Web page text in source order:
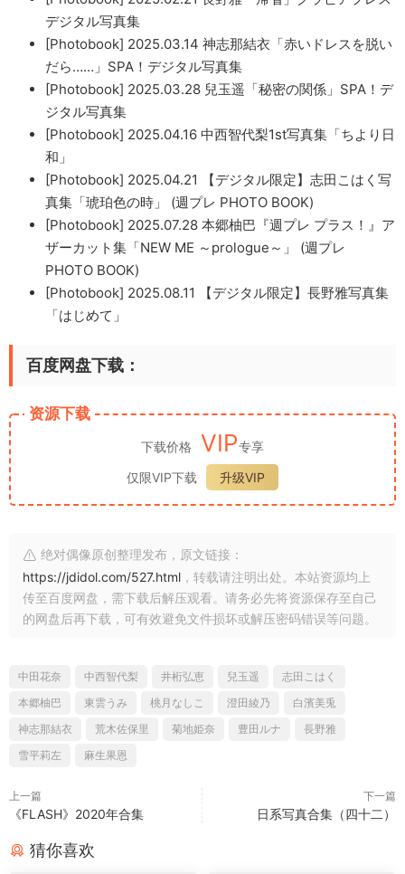
デジタル写真集
[Photobook] 2025.03.14 神志那結衣「赤いドレスを脱い
だら……」SPA！デジタル写真集
[Photobook] 2025.03.28 兒玉遥「秘密の関係」SPA！デ
ジタル写真集
[Photobook] 2025.04.16 中西智代梨1st写真集「ちより日
和」
[Photobook] 2025.04.21 【デジタル限定】志田こはく写
真集「琥珀色の時」 (週プレ PHOTO BOOK)
[Photobook] 2025.07.28 本郷柚巴『週プレ プラス！』ア
ザーカット集「NEW ME ～prologue～」 (週プレ
PHOTO BOOK)
[Photobook] 2025.08.11 【デジタル限定】長野雅写真集
「はじめて」
百度网盘下载：
资源下载
下载价格 VIP专享
仅限VIP下载
升级VIP
绝对偶像原创整理发布，原文链接：
https://jdidol.com/527.html ，转载请注明出处。本站资源均上
传至百度网盘，需下载后解压观看。请务必先将资源保存至自己
的网盘后再下载，可有效避免文件损坏或解压密码错误等问题。
中田花奈 中西智代梨 井桁弘恵 兒玉遥
志田こはく
本郷柚巴
東雲うみ 桃月なしこ 澄田綾乃
白濱美兎
神志那結衣
荒木佐保里 菊地姫奈 豊田ルナ
長野雅
雪平莉左
麻生果恩
上一篇
《FLASH》2020年合集
下一篇
日系写真合集（四十二）
猜你喜欢